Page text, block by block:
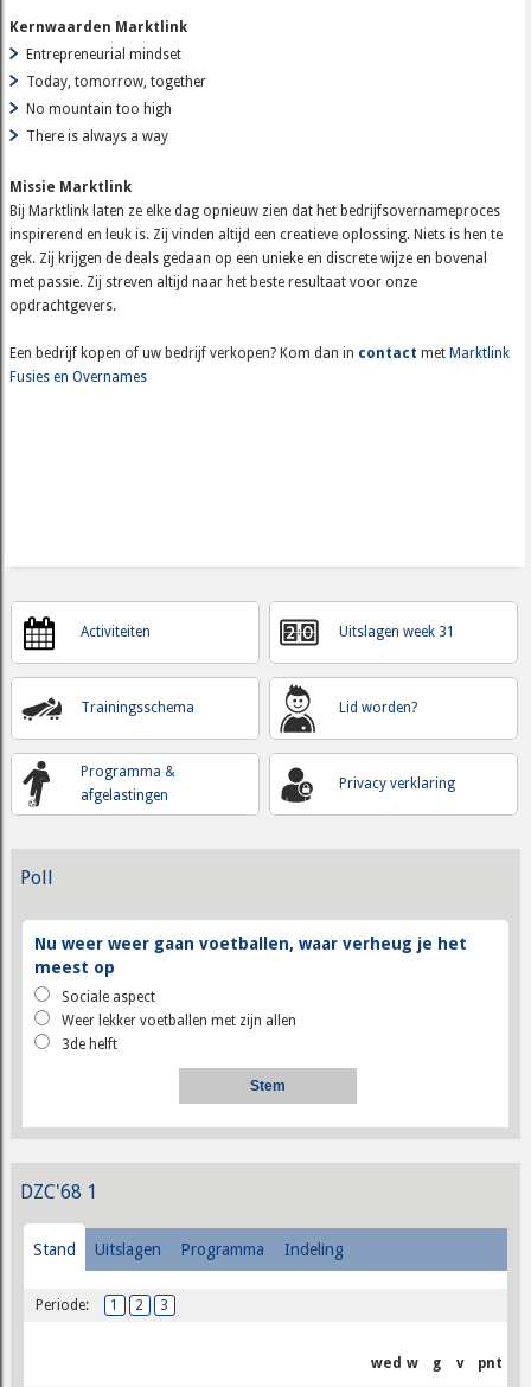
Kernwaarden Marktlink
Entrepreneurial mindset
Today, tomorrow, together
No mountain too high
There is always a way
Missie Marktlink
Bij Marktlink laten ze elke dag opnieuw zien dat het bedrijfsovernameproces
inspirerend en leuk is. Zij vinden altijd een creatieve oplossing. Niets is hen te
gek. Zij krijgen de deals gedaan op een unieke en discrete wijze en bovenal
met passie. Zij streven altijd naar het beste resultaat voor onze
opdrachtgevers.
Een bedrijf kopen of uw bedrijf verkopen? Kom dan in contact metMarktlink
Fusies en Overnames
Activiteiten
Trainingsschema
Programma &
afgelastingen
Uitslagen week 31
Lid worden?
Privacy verklaring
Poll
Nu weer weer gaan voetballen, waar verheug je het
meest op
Sociale aspect
Weer lekker voetballen met zijn allen
3de helft
DZC'68 1
Stand Uitslagen Programma Indeling
Periode: 1 2 3
wed w g v pnt